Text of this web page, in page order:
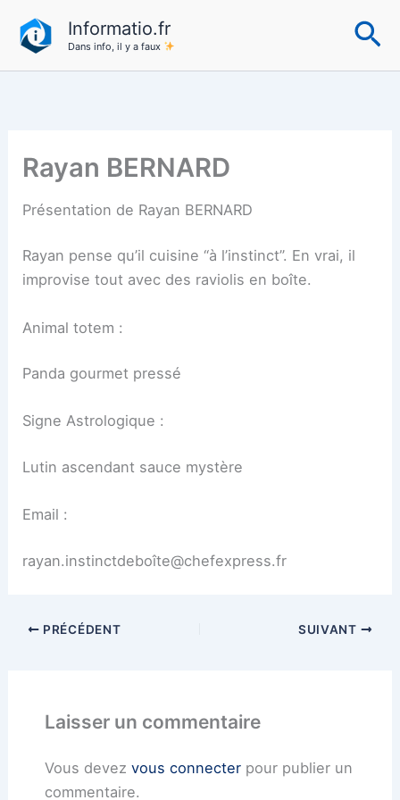
contenu
Informatio.fr
Dans info, il y a faux
Rayan BERNARD
Présentation de Rayan BERNARD
Rayan pense qu’il cuisine “à l’instinct”. En vrai, il
improvise tout avec des raviolis en boîte.
Animal totem :
Panda gourmet pressé
Signe Astrologique :
Lutin ascendant sauce mystère
Email :
rayan.instinctdeboîte@chefexpress.fr
PRÉCÉDENT SUIVANT
Laisser un commentaire
Vous devez vous connecterpour publier un
commentaire.